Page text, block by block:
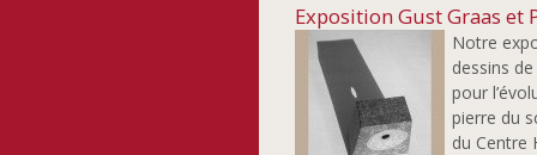
Exposition Gust Graas et
Notre
dessins
pour
pierre du
du Centre